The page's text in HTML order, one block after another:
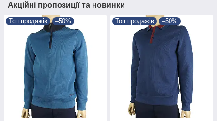
Акційні пропозиції та новинки
Топ продажів –50% Топ продажів –50%